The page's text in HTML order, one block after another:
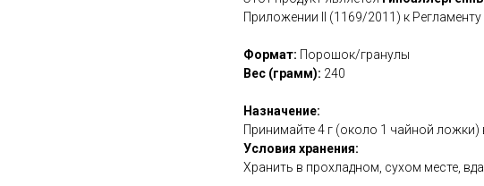
Приложении II (1169/2011) к
Формат: Порошок/гранулы
Вес (грамм): 240
Назначение:
Принимайте 4 г (около 1 чайной ложки)
Условия хранения:
Хранить в прохладном, сухом месте,